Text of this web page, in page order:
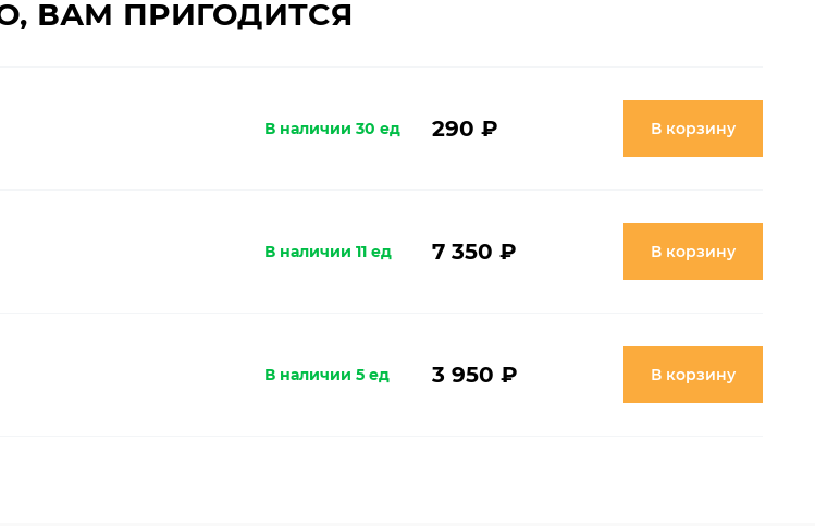
ВАМ ПРИГОДИТСЯ
В наличии 30 ед 290 ₽ В корзину
В наличии 11 ед 7 350 ₽ В корзину
В наличии 5 ед 3 950 ₽ В корзину